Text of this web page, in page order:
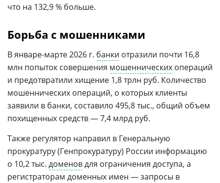
что на 132,9 % больше.
Борьба с мошенниками
В январе-марте 2026 г. банки отразили почти 16,8
млн попыток совершения мошеннических операций
и предотвратили хищение 1,8 трлн руб. Количество
мошеннических операций, о которых клиенты
заявили в банки, составило 495,8 тыс., общий объем
похищенных средств — 7,4 млрд руб.
Также регулятор направил в Генеральную
прокуратуру (Генпрокуратуру) России информацию
о 10,2 тыс. доменовдля ограничения доступа, а
регистраторам доменных имен — запросы в